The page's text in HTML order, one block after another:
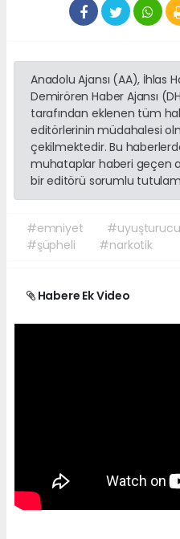
Anadolu Ajansı (AA), İhlas
Demirören Haber Ajansı
tarafından eklenen tüm
editörlerinin müdahalesi
çekilmektedir. Bu
muhataplar haberi geçen
bir editörü sorumlu
#emniyet #uyuşturucu
#şüpheli
#narkotik
Habere Ek Video